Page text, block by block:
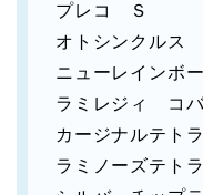
プレコ Ｓ
オトシンクルス
ニューレインボ
ラミレジィ コ
カージナルテトラ
ラミノーズテトラ